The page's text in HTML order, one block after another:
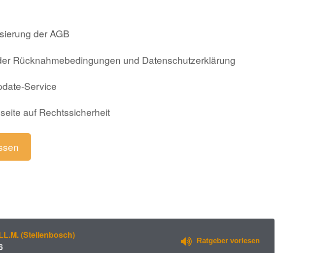
der AGB
Rücknahmebedingungen und Datenschutzerklärung
Service
auf Rechtssicherheit
(Stellenbosch)
Ratgeber vorlesen